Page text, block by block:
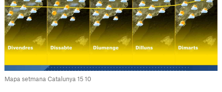
Mapa setmana Catalunya 15 10